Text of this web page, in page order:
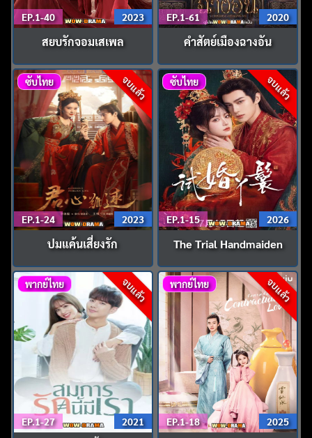
EP.1-40 2023
สยบรักจอมเสเพล
EP.1-61 2020
คำสัตย์เมืองฉางอัน
จบแล้ว
ซับไทย
EP.1-24 2023
ปมแค้นเสี่ยงรัก
จบแล้ว
ซับไทย
EP.1-15 2026
The Trial Handmaiden
จบแล้ว
พากย์ไทย
EP.1-27 2021
จบแล้ว
พากย์ไทย
EP.1-18 2025